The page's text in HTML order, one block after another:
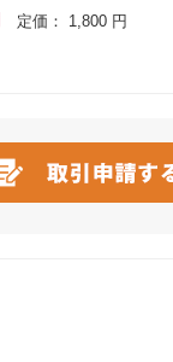
定価： 1,800 円